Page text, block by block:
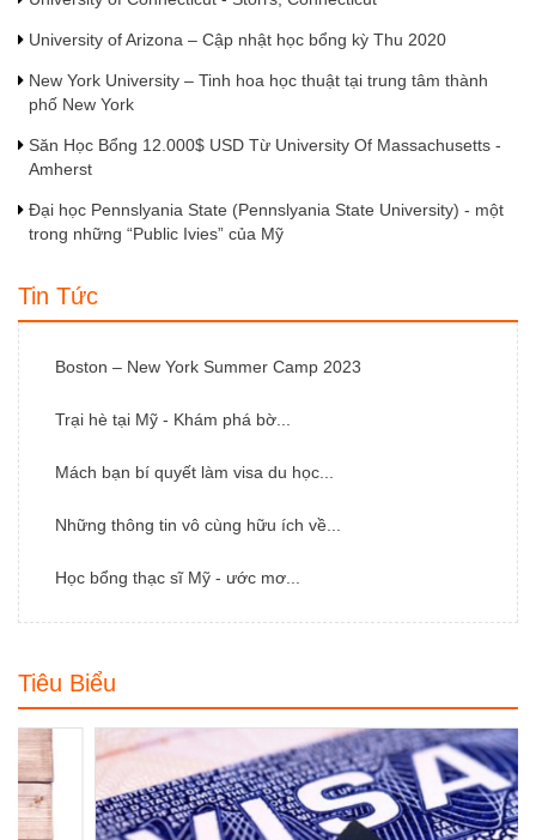
University of Arizona – Cập nhật học bổng kỳ Thu 2020
New York University – Tinh hoa học thuật tại trung tâm thành
phố New York
Săn Học Bổng 12.000$ USD Từ University Of Massachusetts -
Amherst
Đại học Pennslyania State (Pennslyania State University) - một
trong những “Public Ivies” của Mỹ
Tin Tức
Boston – New York Summer Camp 2023
Trại hè tại Mỹ - Khám phá bờ...
Mách bạn bí quyết làm visa du học...
Những thông tin vô cùng hữu ích về...
Học bổng thạc sĩ Mỹ - ước mơ...
Tiêu Biểu